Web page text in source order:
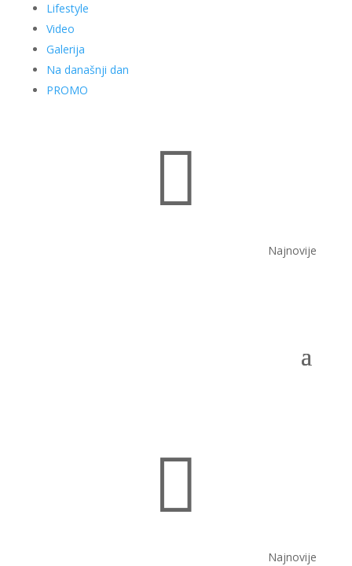
Lifestyle
Video
Galerija
Na današnji dan
PROMO

Najnovije

Najnovije